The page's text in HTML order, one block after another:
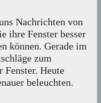
Nachrichten von
ihre Fenster besser
können. Gerade im
zum
Fenster. Heute
beleuchten.